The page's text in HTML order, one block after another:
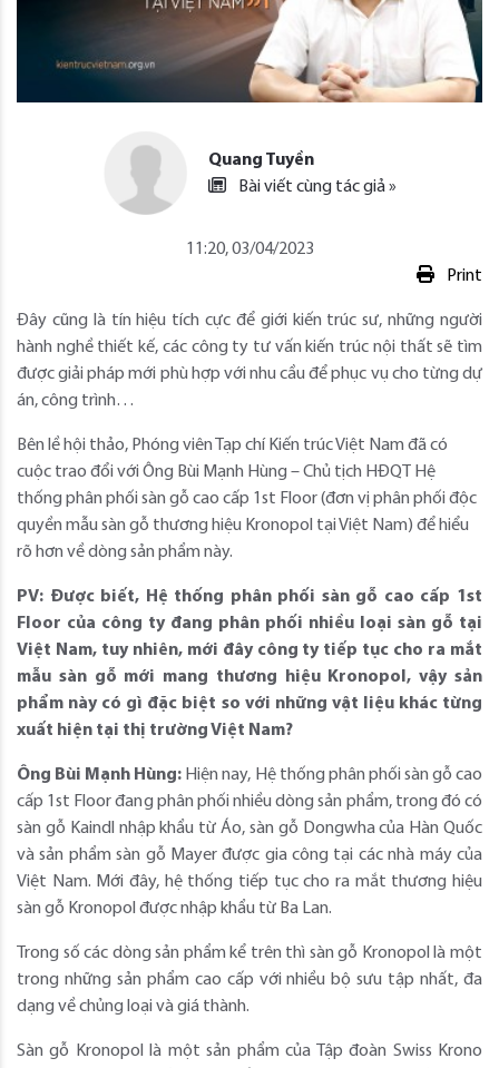
Quang Tuyền
Bài viết cùng tác giả »
11:20, 03/04/2023
Print
Đây cũng là tín hiệu tích cực để giới kiến trúc sư, những người
hành nghề thiết kế, các công ty tư vấn kiến trúc nội thất sẽ tìm
được giải pháp mới phù hợp với nhu cầu để phục vụ cho từng dự
án, công trình…
Bên lề hội thảo, Phóng viên Tạp chí Kiến trúc Việt Nam đã có
cuộc trao đổi với Ông Bùi Mạnh Hùng – Chủ tịch HĐQT Hệ
thống phân phối sàn gỗ cao cấp 1st Floor (đơn vị phân phối độc
quyền mẫu sàn gỗ thương hiệu Kronopol tại Việt Nam) để hiểu
rõ hơn về dòng sản phẩm này.
PV: Được biết, Hệ thống phân phối sàn gỗ cao cấp 1st
Floor của công ty đang phân phối nhiều loại sàn gỗ tại
Việt Nam, tuy nhiên, mới đây công ty tiếp tục cho ra mắt
mẫu sàn gỗ mới mang thương hiệu Kronopol, vậy sản
phẩm này có gì đặc biệt so với những vật liệu khác từng
xuất hiện tại thị trường Việt Nam?
Ông Bùi Mạnh Hùng: Hiện nay, Hệ thống phân phối sàn gỗ cao
cấp 1st Floor đang phân phối nhiều dòng sản phẩm, trong đó có
sàn gỗ Kaindl nhập khẩu từ Áo, sàn gỗ Dongwha của Hàn Quốc
và sản phẩm sàn gỗ Mayer được gia công tại các nhà máy của
Việt Nam. Mới đây, hệ thống tiếp tục cho ra mắt thương hiệu
sàn gỗ Kronopol được nhập khẩu từ Ba Lan.
Trong số các dòng sản phẩm kể trên thì sàn gỗ Kronopol là một
trong những sản phẩm cao cấp với nhiều bộ sưu tập nhất, đa
dạng về chủng loại và giá thành.
Sàn gỗ Kronopol là một sản phẩm của Tập đoàn Swiss Krono